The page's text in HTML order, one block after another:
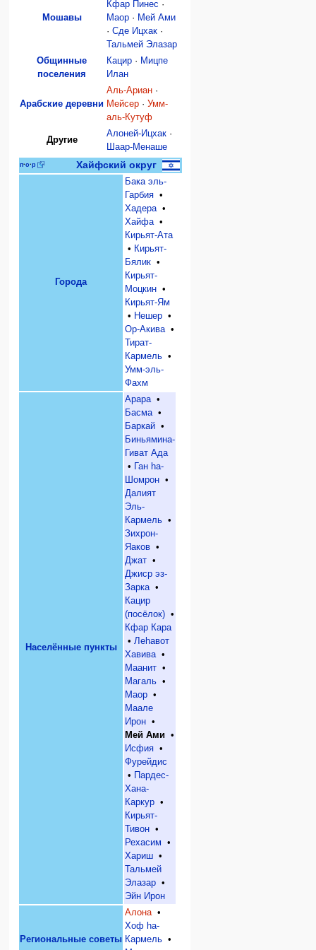
Мошавы
Кфар Пинес ·
Маор · Мeй Ами
·Сде Ицхак ·
Тальмей Элазар
Общинные
поселения
Кацир · Мицпе
Илан
Арабские деревни
Аль-Ариан ·
Мейсер ·Умм-
аль-Кутуф
Другие
Алоней-Ицхак ·
Шаар-Менаше
п·о·р Хайфский округ
Города
Бака эль-
Гарбия •
Хадера •
Хайфа •
Кирьят-Ата
• Кирьят-
Бялик •
Кирьят-
Моцкин •
Кирьят-Ям
• Нешер •
Ор-Акива •
Тират-
Кармель •
Умм-эль-
Фахм
Населённые пункты
Арара •
Басма •
Баркай •
Биньямина-
Гиват Ада
• Ган hа-
Шомрон •
Далият
Эль-
Кармель •
Зихрон-
Яаков •
Джат •
Джиср эз-
Зарка •
Кацир
(посёлок) •
Кфар Кара
• Леhавот
Хавива •
Маанит •
Магаль •
Маор •
Маале
Ирон •
Мей Ами •
Исфия •
Фурейдис
• Пардес-
Хана-
Каркур •
Кирьят-
Тивон •
Рехасим •
Хариш •
Тальмей
Элазар •
Эйн Ирон
Региональные советы
Алона •
Хоф hа-
Кармель •